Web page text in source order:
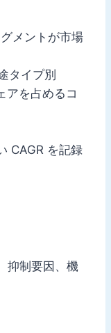
メントが市場
タイプ別
アを占めるコ
CAGR を記録
抑制要因、機